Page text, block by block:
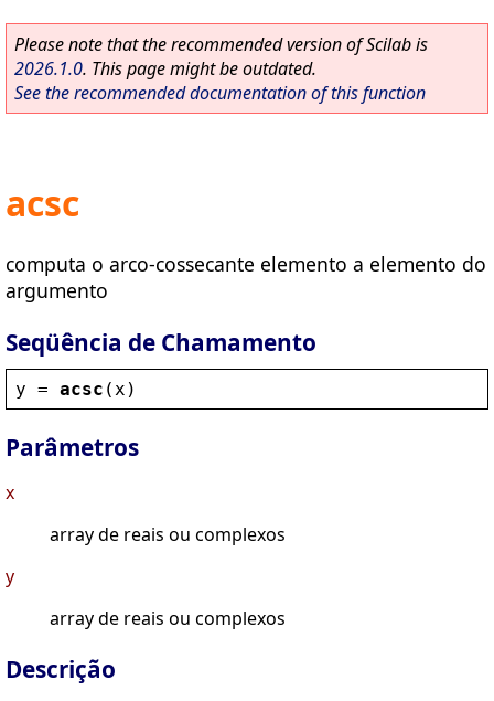
Please note that the recommended version of Scilab is
2026.1.0. This page might be outdated.
See the recommended documentation of this function
acsc
computa o arco-cossecante elemento a elemento do
argumento
Seqüência de Chamamento
y = acsc ( x )
Parâmetros
x
array de reais ou complexos
y
array de reais ou complexos
Descrição